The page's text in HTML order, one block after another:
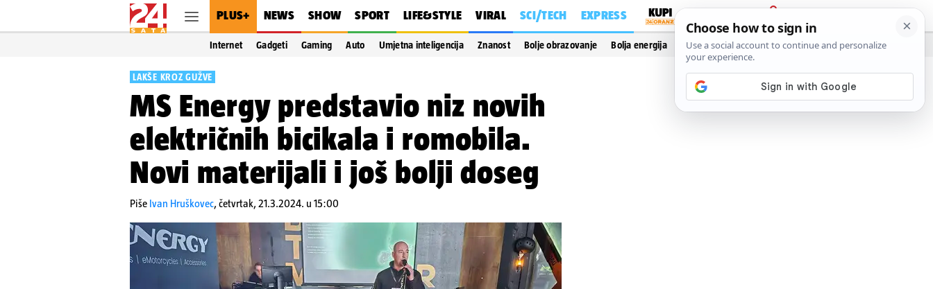
PLUS+ NEWS SHOW SPORT LIFE&STYLE VIRAL SCI/TECH EXPRESS
PRIJAVA
Internet Gadgeti Gaming Auto Umjetna inteligencija Znanost Bolje obrazovanje Bolja energija Vidi još…
LAKŠE KROZ GUŽVE
MS Energy predstavio niz novih
električnih bicikala i romobila.
Novi materijali i još bolji doseg
Piše Ivan Hruškovec,četvrtak, 21.3.2024. u 15:00